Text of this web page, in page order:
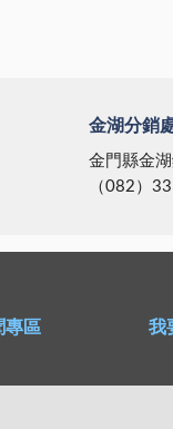
金湖分銷
金門縣金
（082）
專區 我